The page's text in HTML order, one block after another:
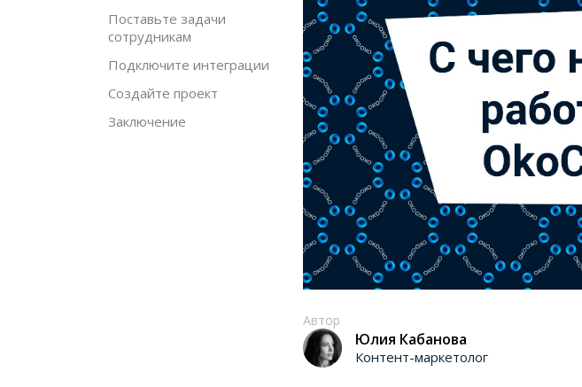
Поставьте задачи
сотрудникам
Подключите интеграции
Создайте проект
Заключение
Автор
Юлия Кабанова
Контент-маркетолог